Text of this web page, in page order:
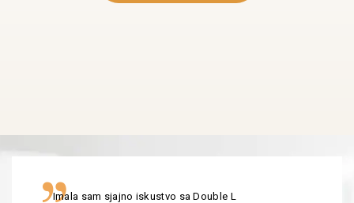
Imala sam sjajno iskustvo sa Double L